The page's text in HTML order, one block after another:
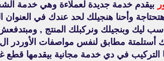
بيقدم خدمة جديدة لعملاءة وهي خدمة
هتحتاجة وأحنا هنجيلك لحد عندك في
ليك وبنجيلك ونركبلك المنتج ,
أستلمتة مطابق لنفس مواصفات
التركيب في دي خدمة مجانية بيقدمها قطع